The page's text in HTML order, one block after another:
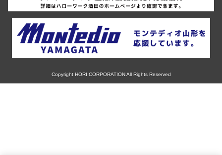
マツダ
ミツビシ
14インチ
15インチ
ヨコハマ
ダンロップ
Advanti Racing
Copyright HORI CORPORATION All Rights Reserved